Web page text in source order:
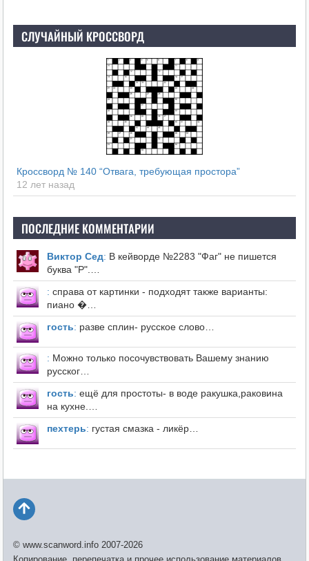
СЛУЧАЙНЫЙ КРОССВОРД
Кроссворд № 140 “Отвага, требующая простора”
12 лет назад
ПОСЛЕДНИЕ КОММЕНТАРИИ
Виктор Сед: В кейворде №2283 "Фаг" не пишется
буква "Р".…
: справа от картинки - подходят также варианты:
пиано �…
гость: разве сплин- русское слово…
: Можно только посочувствовать Вашему знанию
русског…
гость: ещё для простоты- в воде ракушка,раковина
на кухне.…
пехтерь: густая смазка - ликёр…
© www.scanword.info 2007-2026